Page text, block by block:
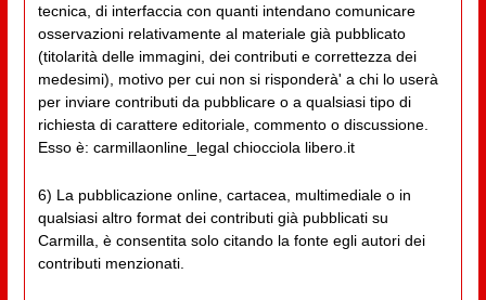
tecnica, di interfaccia con quanti intendano comunicare
osservazioni relativamente al materiale già pubblicato
(titolarità delle immagini, dei contributi e correttezza dei
medesimi), motivo per cui non si risponderà' a chi lo userà
per inviare contributi da pubblicare o a qualsiasi tipo di
richiesta di carattere editoriale, commento o discussione.
Esso è: carmillaonline_legal chiocciola libero.it
6) La pubblicazione online, cartacea, multimediale o in
qualsiasi altro format dei contributi già pubblicati su
Carmilla, è consentita solo citando la fonte egli autori dei
contributi menzionati.